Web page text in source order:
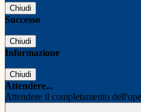
Chiudi
Successo
Chiudi
Informazione
Chiudi
Attendere...
Attendere il completamento